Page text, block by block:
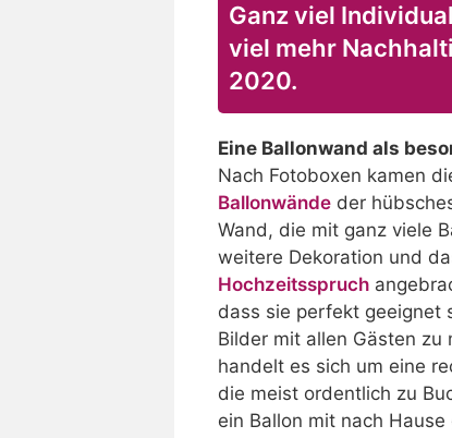
Ganz viel
viel mehr
2020.
Eine Ballonwand als
Nach Fotoboxen kamen
Ballonwände der
Wand, die mit ganz viele
weitere Dekoration und
Hochzeitsspruch
dass sie perfekt geeignet
Bilder mit allen Gästen
handelt es sich um eine
die meist ordentlich zu
ein Ballon mit nach